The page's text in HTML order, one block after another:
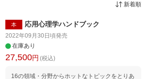
新着順
本 応用心理学ハンドブック
2022年09月30日頃発売
在庫あり
27,500円 (税込)
16の領域・分野からホットなトピックをとりあ